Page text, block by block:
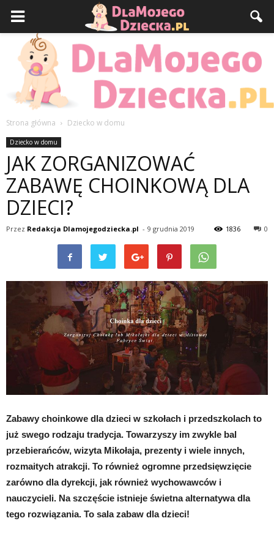
Strona główna Dziecko w domu
Dziecko w domu
JAK ZORGANIZOWAĆ
ZABAWĘ CHOINKOWĄ DLA
DZIECI?
Przez Redakcja Dlamojegodziecka.pl - 9 grudnia 2019 0
1836
Zabawy choinkowe dla dzieci w szkołach i przedszkolach to
już swego rodzaju tradycja. Towarzyszy im zwykle bal
przebierańców, wizyta Mikołaja, prezenty i wiele innych,
rozmaitych atrakcji. To również ogromne przedsięwzięcie
zarówno dla dyrekcji, jak również wychowawców i
nauczycieli. Na szczęście istnieje świetna alternatywa dla
tego rozwiązania. To sala zabaw dla dzieci!